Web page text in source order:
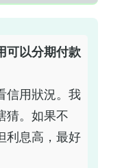
可以分期付款
信用狀況。我
猜。如果不
利息高，最好